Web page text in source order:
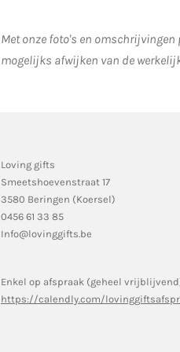
Met onze foto's en
mogelijks afwijken van de
Loving gifts
Smeetshoevenstraat 17
3580 Beringen (Koersel)
0456 61 33 85
Info@lovinggifts.be
Enkel op afspraak (geheel
https://calendly.com/